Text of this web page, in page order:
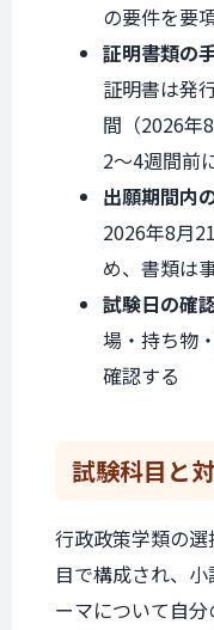
の要件を要
証明書類の
証明書は発
間（2026年
2〜4週間前
出願期間内
2026年8月
め、書類は
試験日の確
場・持ち物
確認する
試験科目と
行政政策学類の
目で構成され、
ーマについて自